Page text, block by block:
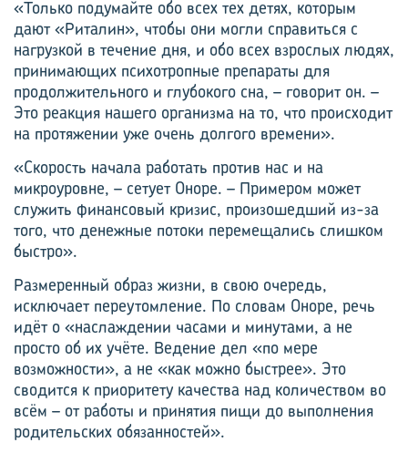
«Только подумайте обо всех тех детях, которым
дают «Риталин», чтобы они могли справиться с
нагрузкой в течение дня, и обо всех взрослых людях,
принимающих психотропные препараты для
продолжительного и глубокого сна, – говорит он. –
Это реакция нашего организма на то, что происходит
на протяжении уже очень долгого времени».
«Скорость начала работать против нас и на
микроуровне, – сетует Оноре. – Примером может
служить финансовый кризис, произошедший из-за
того, что денежные потоки перемещались слишком
быстро».
Размеренный образ жизни, в свою очередь,
исключает переутомление. По словам Оноре, речь
идёт о «наслаждении часами и минутами, а не
просто об их учёте. Ведение дел «по мере
возможности», а не «как можно быстрее». Это
сводится к приоритету качества над количеством во
всём – от работы и принятия пищи до выполнения
родительских обязанностей».